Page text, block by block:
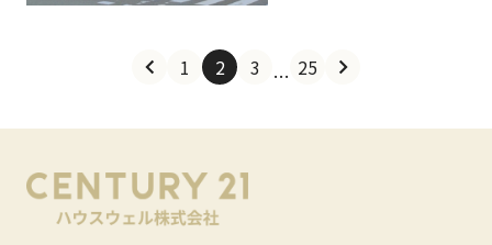
1 2 3 … 25